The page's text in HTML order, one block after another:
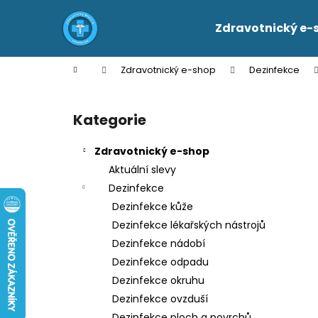
Zdravotnický e-
Domů Zdravotnický e-shop Dezinfekce
Přeskočit
kategorie
Kategorie
Zdravotnický e-shop
Aktuální slevy
Dezinfekce
Dezinfekce kůže
Dezinfekce lékařských nástrojů
Dezinfekce nádobí
Dezinfekce odpadu
Dezinfekce okruhu
Dezinfekce ovzduší
í
Zpět
do
Zpět
do